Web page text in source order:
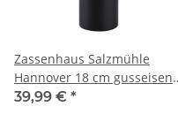
Zassenhaus Salzmühle
Hannover 18 cm gusseisen-
schwarz / Eiche
39,99 € *